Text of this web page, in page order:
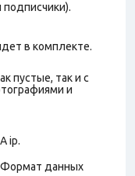
подписчики).
в комплекте.
пустые, так и с
и
ip.
Формат данных